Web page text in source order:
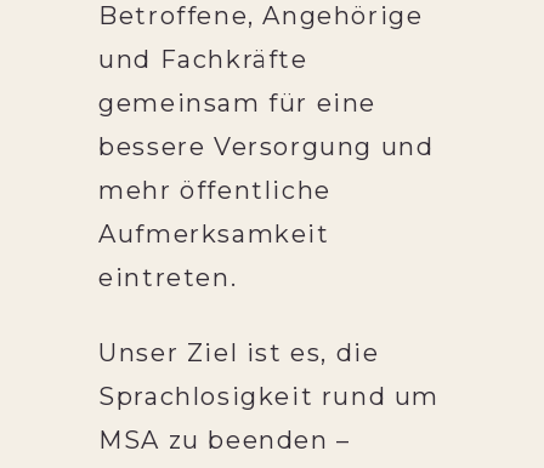
Betroffene, Angehörige
und Fachkräfte
gemeinsam für eine
bessere Versorgung und
mehr öffentliche
Aufmerksamkeit
eintreten.
Unser Ziel ist es, die
Sprachlosigkeit rund um
MSA zu beenden –